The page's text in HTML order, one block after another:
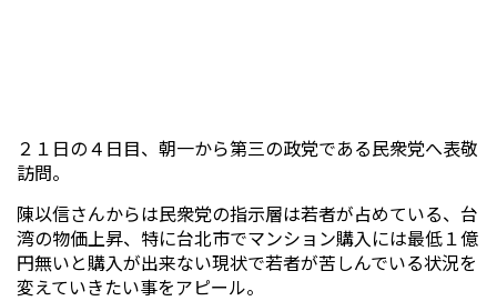
２１日の４日目、朝一から第三の政党である民衆党へ表敬
訪問。
陳以信さんからは民衆党の指示層は若者が占めている、台
湾の物価上昇、特に台北市でマンション購入には最低１億
円無いと購入が出来ない現状で若者が苦しんでいる状況を
変えていきたい事をアピール。